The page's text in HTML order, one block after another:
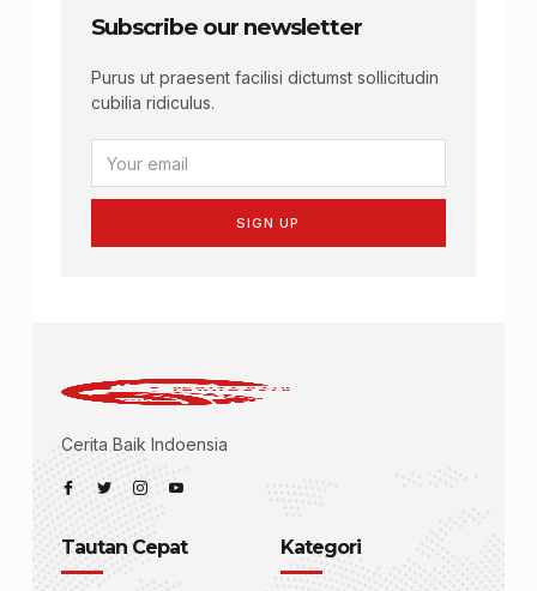
Subscribe our newsletter
Purus ut praesent facilisi dictumst sollicitudin
cubilia ridiculus.
SIGN UP
Cerita Baik Indoensia
Tautan Cepat Kategori